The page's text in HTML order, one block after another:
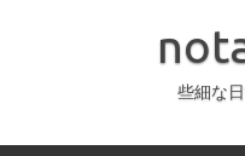
ッ
些細な